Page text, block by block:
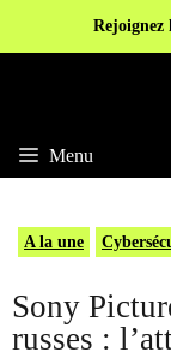
Rejoignez
Menu
A la une
Sony
russes :